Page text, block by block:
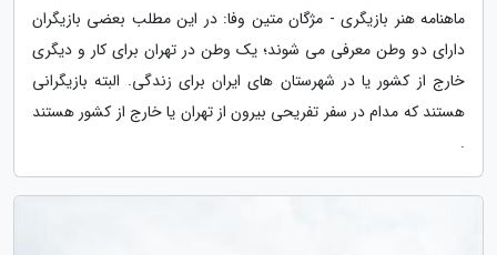
ماهنامه هنر بازیگری - مژگان متین وفا: در این مطلب بعضی بازیگران
دارای دو وطن معرفی می شوند؛ یک وطن در تهران برای کار و دیگری
خارج از کشور یا در شهرستان های ایران برای زندگی. البته بازیگرانی
هستند که مدام در سفر تفریحی بیرون از تهران یا خارج از کشور هستند
.